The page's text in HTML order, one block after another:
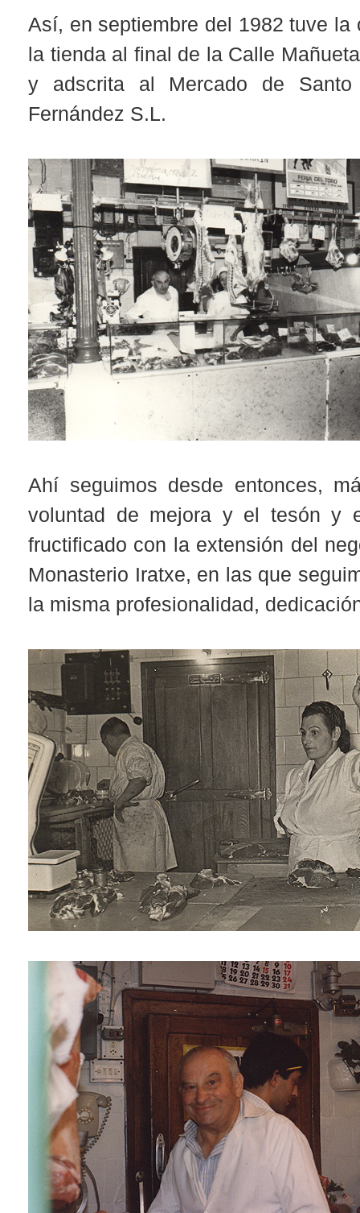
Así, en septiembre del 1982 tuve
la tienda al final de la Calle
y adscrita al Mercado de
Fernández S.L.
Ahí seguimos desde entonces,
voluntad de mejora y el tesón y
fructificado con la extensión del
Monasterio Iratxe, en las que
la misma profesionalidad,